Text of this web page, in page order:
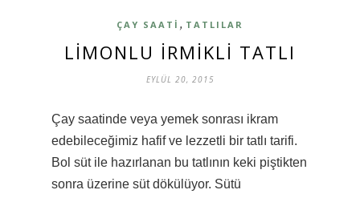
ÇAY SAATI , TATLILAR
LIMONLU IRMIKLI TATLI
EYLÜL 20, 2015
Çay saatinde veya yemek sonrası ikram
edebileceğimiz hafif ve lezzetli bir tatlı tarifi.
Bol süt ile hazırlanan bu tatlının keki piştikten
sonra üzerine süt dökülüyor. Sütü